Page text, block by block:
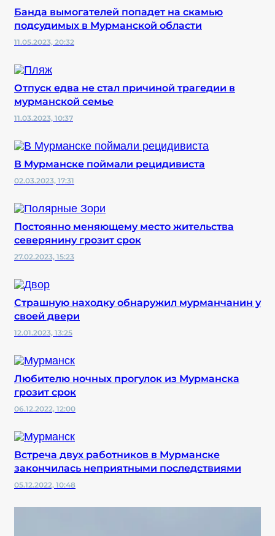
Банда вымогателей попадет на скамью
подсудимых в Мурманской области
11.05.2023, 20:32
Отпуск едва не стал причиной трагедии в
мурманской семье
11.03.2023, 10:37
В Мурманске поймали рецидивиста
02.03.2023, 17:31
Постоянно меняющему место жительства
северянину грозит срок
27.02.2023, 15:23
Страшную находку обнаружил мурманчанин у
своей двери
12.01.2023, 13:25
Любителю ночных прогулок из Мурманска
грозит срок
06.12.2022, 12:00
Встреча двух работников в Мурманске
закончилась неприятными последствиями
05.12.2022, 10:48